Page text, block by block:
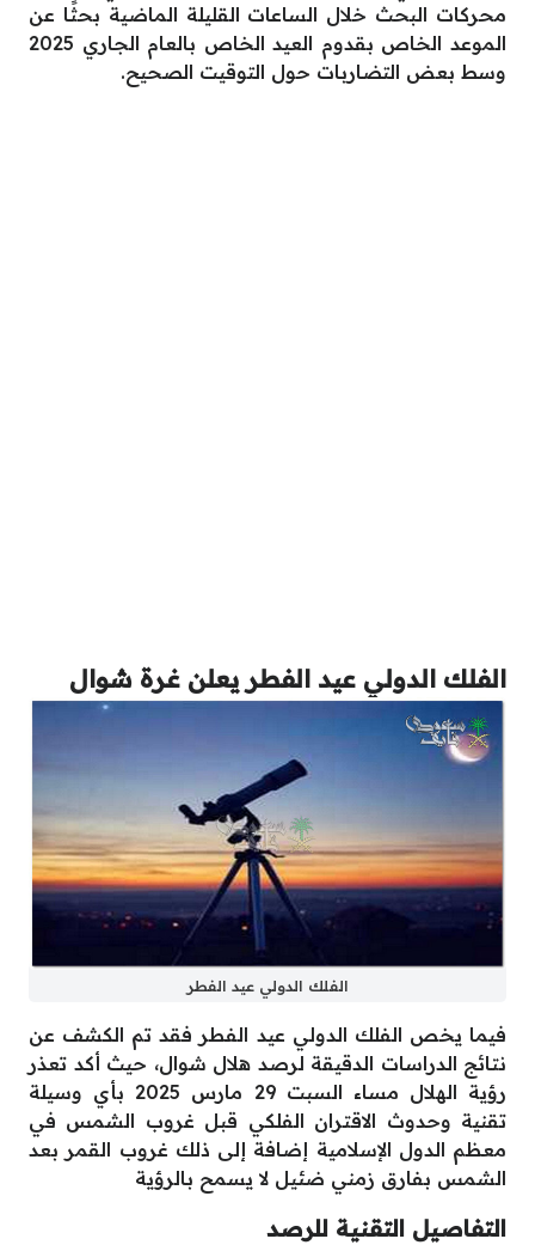
محركات البحث خلال الساعات القليلة الماضية بحثًا عن
الموعد الخاص بقدوم العيد الخاص بالعام الجاري 2025
وسط بعض التضاربات حول التوقيت الصحيح.
الفلك الدولي عيد الفطر يعلن غرة شوال
الفلك الدولي عيد الفطر
فيما يخص الفلك الدولي عيد الفطر فقد تم الكشف عن
نتائج الدراسات الدقيقة لرصد هلال شوال، حيث أكد تعذر
رؤية الهلال مساء السبت 29 مارس 2025 بأي وسيلة
تقنية وحدوث الاقتران الفلكي قبل غروب الشمس في
معظم الدول الإسلامية إضافة إلى ذلك غروب القمر بعد
الشمس بفارق زمني ضئيل لا يسمح بالرؤية
التفاصيل التقنية للرصد